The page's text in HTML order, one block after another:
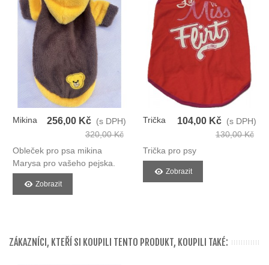
Mikina
256,00 Kč (s DPH)
320,00 Kč
Obleček pro psa mikina
Marysa pro vašeho pejska.
Zobrazit
Trička
104,00 Kč (s DPH)
130,00 Kč
Trička pro psy
Zobrazit
ZÁKAZNÍCI, KTEŘÍ SI KOUPILI TENTO PRODUKT, KOUPILI TAKÉ: